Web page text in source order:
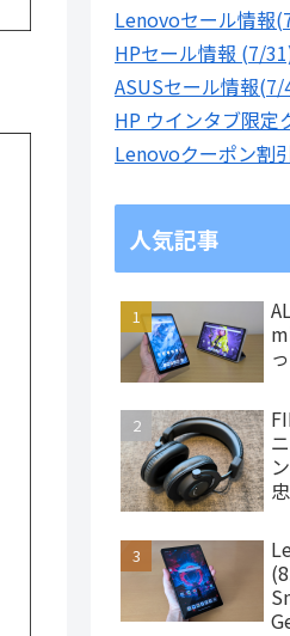
Lenovoセール情報
HPセール情報 (7/
ASUSセール情報(7/
HP ウインタブ限定
Lenovoクーポン割
人気記事